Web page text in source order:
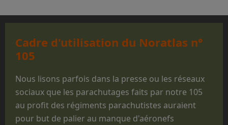
Cadre d'utilisation du Noratlas n°
105
Nous lisons parfois dans la presse ou les réseaux
sociaux que les parachutages faits par notre 105
au profit des régiments parachutistes auraient
pour but de palier au manque d'aéronefs